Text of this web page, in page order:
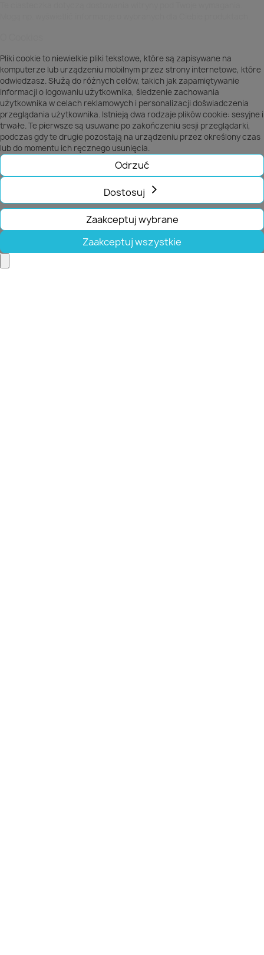
Pliki cookie to niewielkie pliki tekstowe, które są zapisywane na
komputerze lub urządzeniu mobilnym przez strony internetowe, które
odwiedzasz. Służą do różnych celów, takich jak zapamiętywanie
informacji o logowaniu użytkownika, śledzenie zachowania
użytkownika w celach reklamowych i personalizacji doświadczenia
przeglądania użytkownika. Istnieją dwa rodzaje plików cookie: sesyjne i
trwałe. Te pierwsze są usuwane po zakończeniu sesji przeglądarki,
podczas gdy te drugie pozostają na urządzeniu przez określony czas
lub do momentu ich ręcznego usunięcia.
Odrzuć
Dostosuj
Zaakceptuj wybrane
Zaakceptuj wszystkie